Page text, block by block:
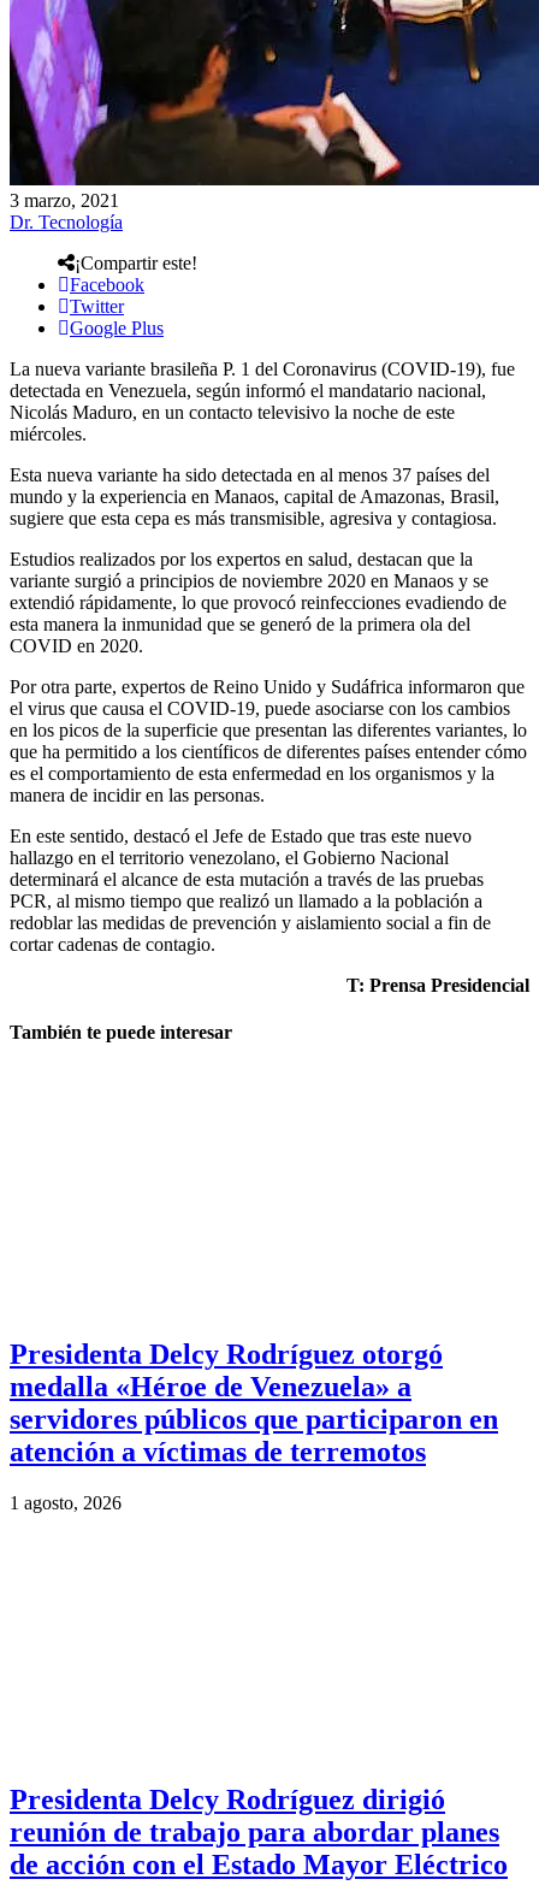
3 marzo, 2021
Dr. Tecnología
¡Compartir este!
Facebook
Twitter
Google Plus
La nueva variante brasileña P. 1 del Coronavirus (COVID-19), fue
detectada en Venezuela, según informó el mandatario nacional,
Nicolás Maduro, en un contacto televisivo la noche de este
miércoles.
Esta nueva variante ha sido detectada en al menos 37 países del
mundo y la experiencia en Manaos, capital de Amazonas, Brasil,
sugiere que esta cepa es más transmisible, agresiva y contagiosa.
Estudios realizados por los expertos en salud, destacan que la
variante surgió a principios de noviembre 2020 en Manaos y se
extendió rápidamente, lo que provocó reinfecciones evadiendo de
esta manera la inmunidad que se generó de la primera ola del
COVID en 2020.
Por otra parte, expertos de Reino Unido y Sudáfrica informaron que
el virus que causa el COVID-19, puede asociarse con los cambios
en los picos de la superficie que presentan las diferentes variantes, lo
que ha permitido a los científicos de diferentes países entender cómo
es el comportamiento de esta enfermedad en los organismos y la
manera de incidir en las personas.
En este sentido, destacó el Jefe de Estado que tras este nuevo
hallazgo en el territorio venezolano, el Gobierno Nacional
determinará el alcance de esta mutación a través de las pruebas
PCR, al mismo tiempo que realizó un llamado a la población a
redoblar las medidas de prevención y aislamiento social a fin de
cortar cadenas de contagio.
T: Prensa Presidencial
También te puede interesar
Presidenta Delcy Rodríguez otorgó
medalla «Héroe de Venezuela» a
servidores públicos que participaron en
atención a víctimas de terremotos
1 agosto, 2026
Presidenta Delcy Rodríguez dirigió
reunión de trabajo para abordar planes
de acción con el Estado Mayor Eléctrico